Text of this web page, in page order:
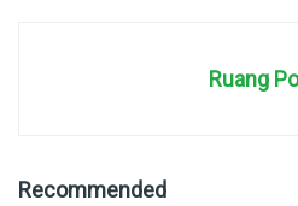
Ruang
Recommended